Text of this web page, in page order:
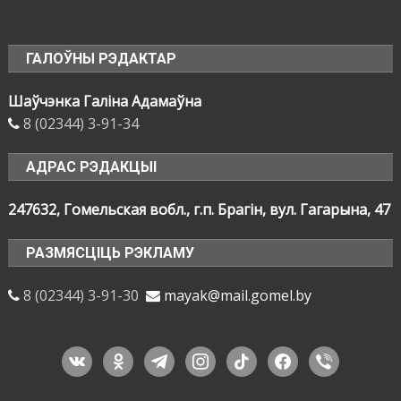
ГАЛОЎНЫ РЭДАКТАР
Шаўчэнка Галіна Адамаўна
8 (02344) 3-91-34
АДРАС РЭДАКЦЫІ
247632, Гомельская вобл., г.п. Брагін, вул. Гагарына, 47
РАЗМЯСЦІЦЬ РЭКЛАМУ
8 (02344) 3-91-30 mayak@mail.gomel.by
vkontakteodnoklassniki
telegraminstagram
tiktok facebook
viber